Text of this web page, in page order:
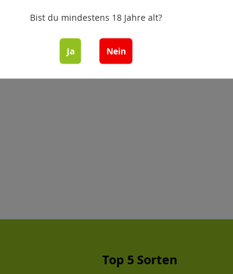
Bist du mindestens 18 Jahre alt?
Ja Nein
Top 5 Sorten